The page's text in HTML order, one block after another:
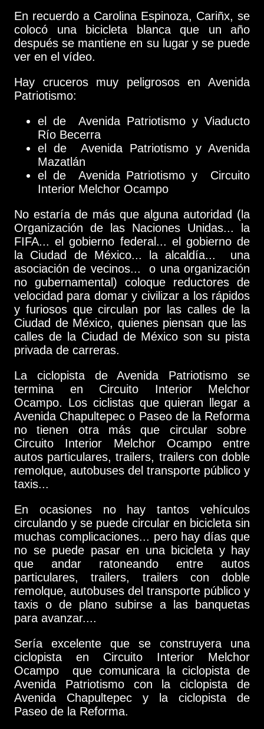
En recuerdo a Carolina Espinoza, Cariñx, se
colocó una bicicleta blanca que un año
después se mantiene en su lugar y se puede
ver en el vídeo.
Hay cruceros muy peligrosos en Avenida
Patriotismo:
el de Avenida Patriotismo y Viaducto
Río Becerra
el de Avenida Patriotismo y Avenida
Mazatlán
el de Avenida Patriotismo y Circuito
Interior Melchor Ocampo
No estaría de más que alguna autoridad (la
Organización de las Naciones Unidas... la
FIFA... el gobierno federal... el gobierno de
la Ciudad de México... la alcaldía... una
asociación de vecinos... o una organización
no gubernamental) coloque reductores de
velocidad para domar y civilizar a los rápidos
y furiosos que circulan por las calles de la
Ciudad de México, quienes piensan que las
calles de la Ciudad de México son su pista
privada de carreras.
La ciclopista de Avenida Patriotismo se
termina en Circuito Interior Melchor
Ocampo. Los ciclistas que quieran llegar a
Avenida Chapultepec o Paseo de la Reforma
no tienen otra más que circular sobre
Circuito Interior Melchor Ocampo entre
autos particulares, trailers, trailers con doble
remolque, autobuses del transporte público y
taxis...
En ocasiones no hay tantos vehículos
circulando y se puede circular en bicicleta sin
muchas complicaciones... pero hay días que
no se puede pasar en una bicicleta y hay
que andar ratoneando entre autos
particulares, trailers, trailers con doble
remolque, autobuses del transporte público y
taxis o de plano subirse a las banquetas
para avanzar....
Sería excelente que se construyera una
ciclopista en Circuito Interior Melchor
Ocampo que comunicara la ciclopista de
Avenida Patriotismo con la ciclopista de
Avenida Chapultepec y la ciclopista de
Paseo de la Reforma.